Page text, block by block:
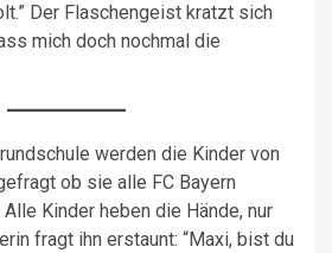
Der Flaschengeist kratzt sich
mich doch nochmal die
werden die Kinder von
ob sie alle FC Bayern
Kinder heben die Hände, nur
fragt ihn erstaunt: “Maxi, bist du